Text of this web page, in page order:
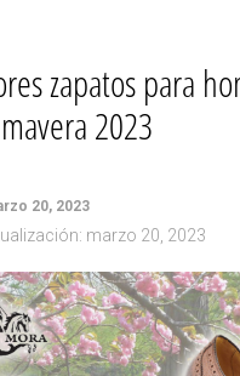
zapatos para
2023
20, 2023
marzo 20, 2023